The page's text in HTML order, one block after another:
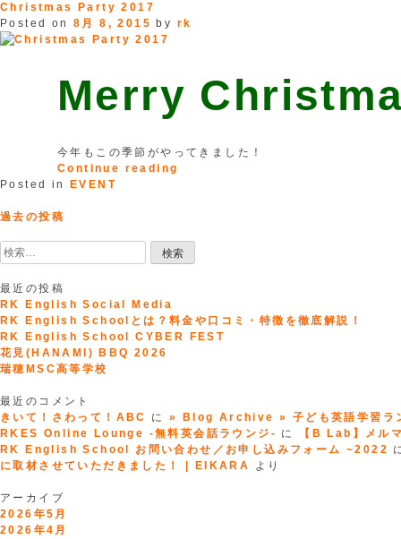
音
ン
付
ー
澤
ロ
頑
語」”
Christmas Party 2017
Posted on 8月 8, 2015 by rk
Merry
今年もこの季節がやってきました！
Continue reading
Posted in EVENT
投
ナ
ビ
ゲ
ー
ン
過去の投稿
検
索:
最近の投稿
RK English Social Media
RK English Schoolとは？料金や口コミ・特徴を徹底解説！
RK English School CYBER FEST
花見(HANAMI) BBQ 2026
瑞穂MSC高等学校
最近のコメント
きいて！さわって！ABC
に» Blog Archive » 子ども英語学習ラ
RKES Online Lounge -無料英会話ラウンジ- に
【B Lab】メ
RK English School お問い合わせ／お申し込みフォーム ~2022
に取材させていただきました！ | EIKARA
より
アーカイブ
2026年5月
2026年4月